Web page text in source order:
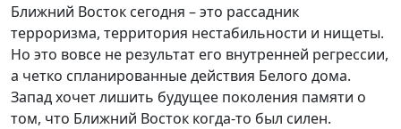
Ближний Восток сегодня – это рассадник
терроризма, территория нестабильности и нищеты.
Но это вовсе не результат его внутренней регрессии,
а четко спланированные действия Белого дома.
Запад хочет лишить будущее поколения памяти о
том, что Ближний Восток когда-то был силен.